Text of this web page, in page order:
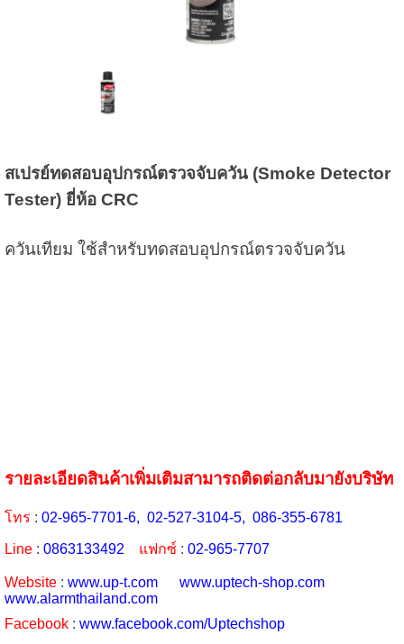
สเปรย์ทดสอบอุปกรณ์ตรวจจับควัน (Smoke Detector
Tester) ยี่ห้อ CRC
ควันเทียม ใช้สำหรับทดสอบอุปกรณ์ตรวจจับควัน
รายละเอียดสินค้าเพิ่มเติมสามารถติดต่อกลับมายังบริษัท
โทร : 02-965-7701-6, 02-527-3104-5, 086-355-6781
Line: 0863133492 แฟกซ์ : 02-965-7707
Website: www.up-t.com
www.uptech-shop.com
www.alarmthailand.com
Facebook: www.facebook.com/Uptechshop